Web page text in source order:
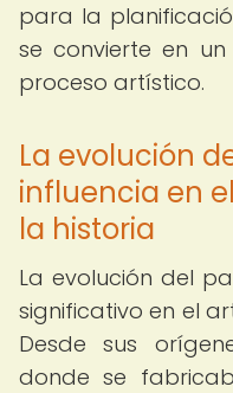
para la
se convierte en
proceso artístico.
La evolución
influencia en
la historia
La evolución del
significativo en el
Desde sus
donde se